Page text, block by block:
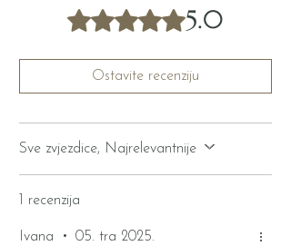
Ocijenjeno s 5 od 5 zvjezdica.
5.0
Ostavite recenziju
Sve zvjezdice, Najrelevantnije
1 recenzija
Ivana • 05. tra 2025.